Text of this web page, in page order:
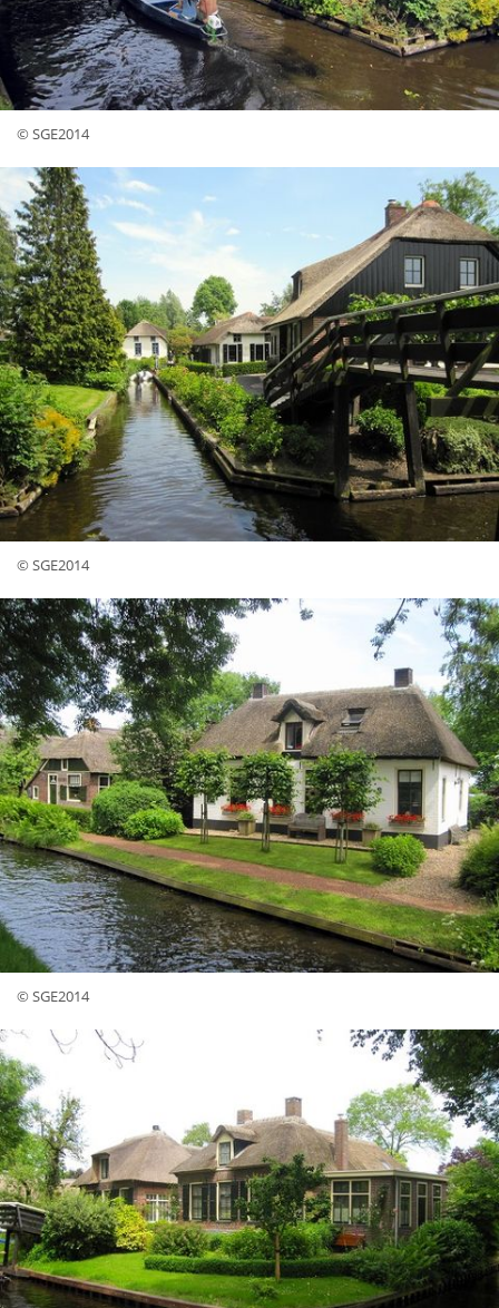
© SGE2014
© SGE2014
© SGE2014